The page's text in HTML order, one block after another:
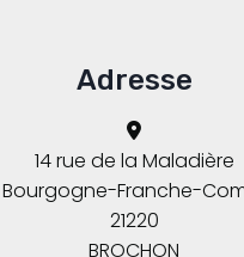
Adresse
14 rue de la Maladière
BROCHON
Bourgogne-Franche-
21220